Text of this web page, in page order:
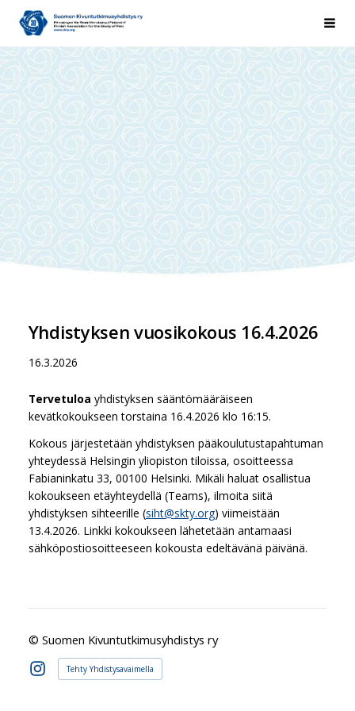
Siirry
sivun
sisältöön
Suomen Kivuntutkimusyhdistys ry
Yhdistyksen vuosikokous 16.4.2026
16.3.2026
Tervetuloa yhdistyksen sääntömääräiseen
kevätkokoukseen torstaina 16.4.2026 klo 16:15.
Kokous järjestetään yhdistyksen pääkoulutustapahtuman
yhteydessä Helsingin yliopiston tiloissa, osoitteessa
Fabianinkatu 33, 00100 Helsinki. Mikäli haluat osallistua
kokoukseen etäyhteydellä (Teams), ilmoita siitä
yhdistyksen sihteerille (siht@skty.org) viimeistään
13.4.2026. Linkki kokoukseen lähetetään antamaasi
sähköpostiosoitteeseen kokousta edeltävänä päivänä.
© Suomen Kivuntutkimusyhdistys ry
Instagram
Tehty Yhdistysavaimella